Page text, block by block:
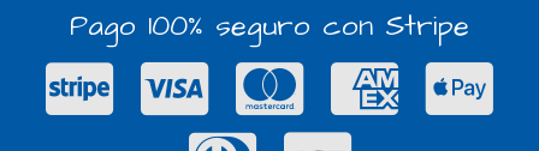
Pago 100% seguro con Stripe